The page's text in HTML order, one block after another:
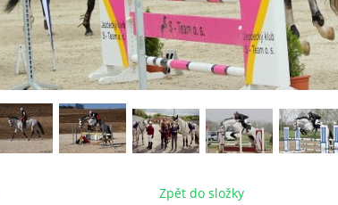
Zpět do složky